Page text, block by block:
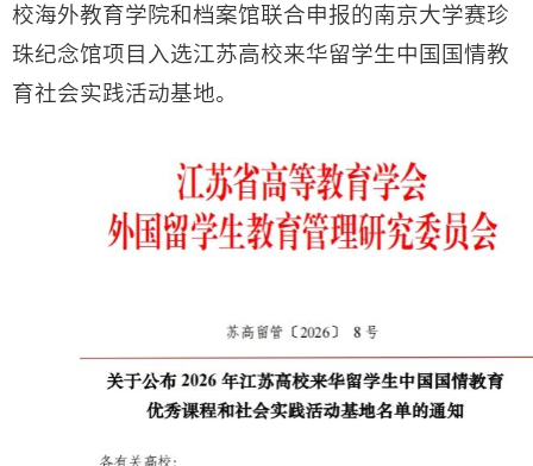
校海外教育学院和档案馆联合申报的南京大学赛珍
珠纪念馆项目入选江苏高校来华留学生中国国情教
育社会实践活动基地。